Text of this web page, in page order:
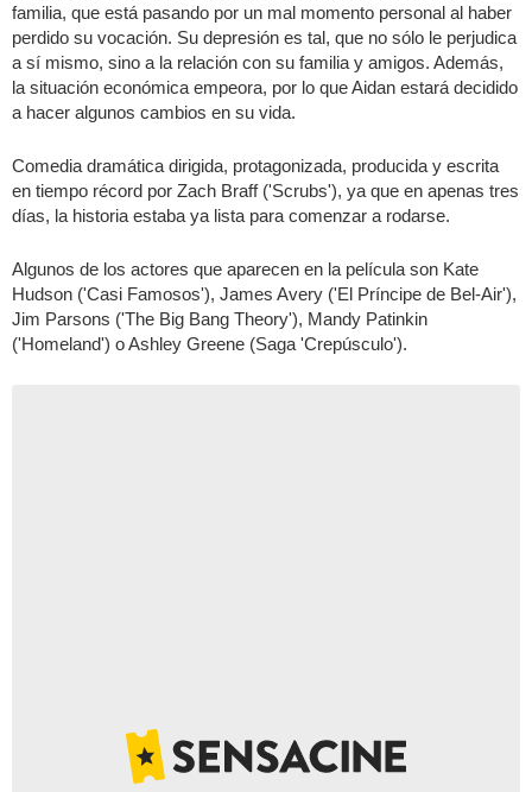
familia, que está pasando por un mal momento personal al haber
perdido su vocación. Su depresión es tal, que no sólo le perjudica
a sí mismo, sino a la relación con su familia y amigos. Además,
la situación económica empeora, por lo que Aidan estará decidido
a hacer algunos cambios en su vida.
Comedia dramática dirigida, protagonizada, producida y escrita
en tiempo récord por Zach Braff ('Scrubs'), ya que en apenas tres
días, la historia estaba ya lista para comenzar a rodarse.
Algunos de los actores que aparecen en la película son Kate
Hudson ('Casi Famosos'), James Avery ('El Príncipe de Bel-Air'),
Jim Parsons ('The Big Bang Theory'), Mandy Patinkin
('Homeland') o Ashley Greene (Saga 'Crepúsculo').